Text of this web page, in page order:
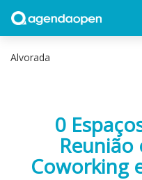
0
Reunião
Coworking